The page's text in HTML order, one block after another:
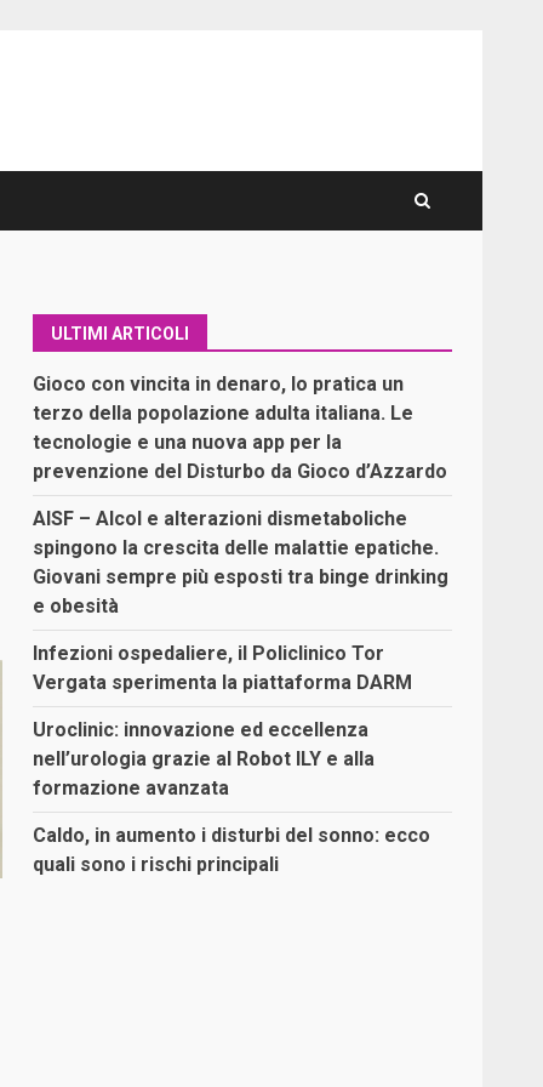
ULTIMI ARTICOLI
Gioco con vincita in denaro, lo pratica un
terzo della popolazione adulta italiana. Le
tecnologie e una nuova app per la
prevenzione del Disturbo da Gioco d’Azzardo
AISF – Alcol e alterazioni dismetaboliche
spingono la crescita delle malattie epatiche.
Giovani sempre più esposti tra binge drinking
e obesità
Infezioni ospedaliere, il Policlinico Tor
Vergata sperimenta la piattaforma DARM
Uroclinic: innovazione ed eccellenza
nell’urologia grazie al Robot ILY e alla
formazione avanzata
Caldo, in aumento i disturbi del sonno: ecco
quali sono i rischi principali